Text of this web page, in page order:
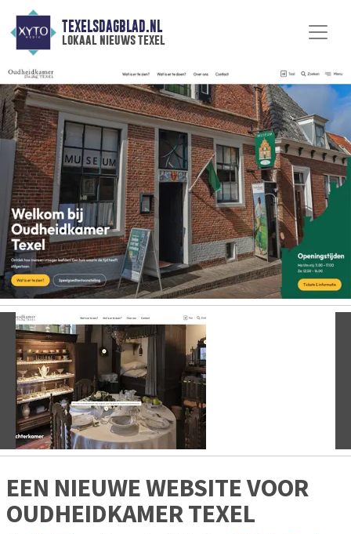
TEXELSDAGBLAD.NL
lokaal nieuws texel
Vorige
EEN NIEUWE WEBSITE VOOR
OUDHEIDKAMER TEXEL